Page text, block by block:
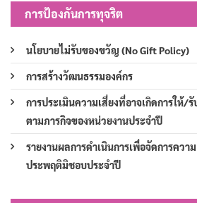
การป้องกันการทุจริต
นโยบายไม่รับของขวัญ (No Gift Policy)
การสร้างวัฒนธรรมองค์กร
การประเมินความเสี่ยงที่อาจเกิดการให้/
ตามภารกิจของหน่วยงานประจำปี
รายงานผลการดำเนินการเพื่อจัดการควา
ประพฤติมิชอบประจำปี